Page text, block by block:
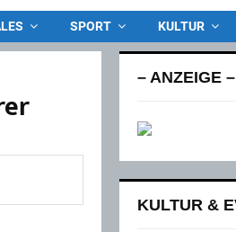
SPORT KULTUR
– ANZEIGE –
KULTUR &